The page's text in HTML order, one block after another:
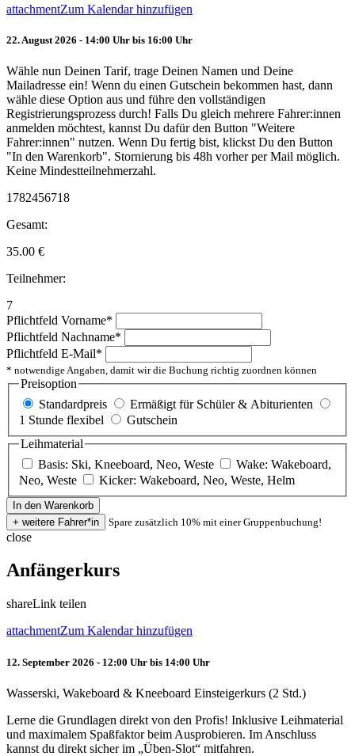
attachmentZum Kalendar hinzufügen
22. August 2026 - 14:00 Uhr bis 16:00 Uhr
Wähle nun Deinen Tarif, trage Deinen Namen und Deine
Mailadresse ein! Wenn du einen Gutschein bekommen hast, dann
wähle diese Option aus und führe den vollständigen
Registrierungsprozess durch! Falls Du gleich mehrere Fahrer:innen
anmelden möchtest, kannst Du dafür den Button "Weitere
Fahrer:innen" nutzen. Wenn Du fertig bist, klickst Du den Button
"In den Warenkorb". Stornierung bis 48h vorher per Mail möglich.
Keine Mindestteilnehmerzahl.
1782456718
Gesamt:
35.00 €
Teilnehmer:
7
Pflichtfeld Vorname*
Pflichtfeld Nachname*
Pflichtfeld E-Mail*
* notwendige Angaben, damit wir die Buchung richtig zuordnen können
Preisoption
Standardpreis
Ermäßigt für Schüler & Abiturienten
1 Stunde flexibel
Gutschein
Leihmaterial
Basis: Ski, Kneeboard, Neo, Weste
Wake: Wakeboard,
Neo, Weste
Kicker: Wakeboard, Neo, Weste, Helm
Spare zusätzlich 10% mit einer Gruppenbuchung!
close
Anfängerkurs
shareLink teilen
attachmentZum Kalendar hinzufügen
12. September 2026 - 12:00 Uhr bis 14:00 Uhr
Wasserski, Wakeboard & Kneeboard Einsteigerkurs (2 Std.)
Lerne die Grundlagen direkt von den Profis! Inklusive Leihmaterial
und maximalem Spaßfaktor beim Ausprobieren. Im Anschluss
kannst du direkt sicher im „Üben-Slot“ mitfahren.